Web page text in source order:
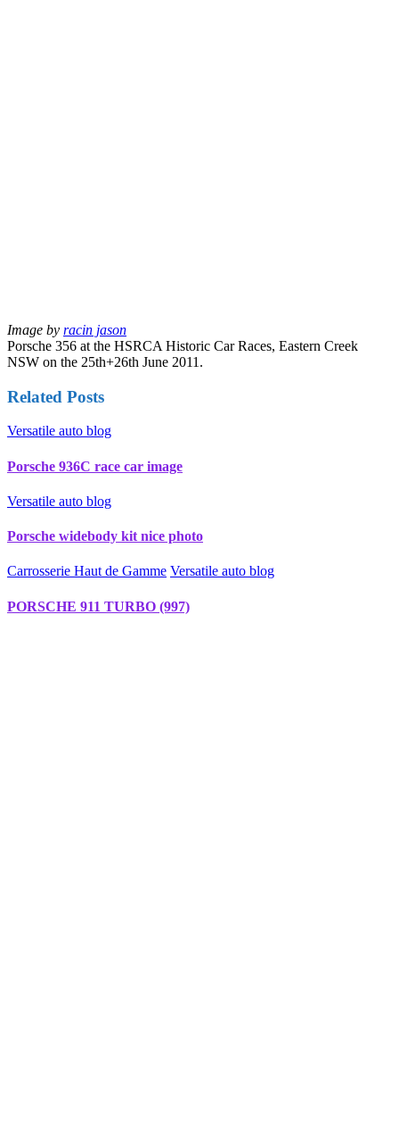
Image by racin jason
Porsche 356 at the HSRCA Historic Car Races, Eastern Creek
NSW on the 25th+26th June 2011.
Related Posts
Versatile auto blog
Porsche 936C race car image
Versatile auto blog
Porsche widebody kit nice photo
Carrosserie Haut de Gamme Versatile auto blog
PORSCHE 911 TURBO (997)